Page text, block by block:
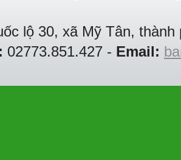
lộ 30, xã Mỹ Tân,
02773.851.427 - Email: